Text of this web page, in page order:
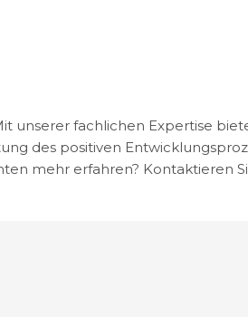
fachlichen Expertise
des positiven
mehr erfahren? Kontaktieren